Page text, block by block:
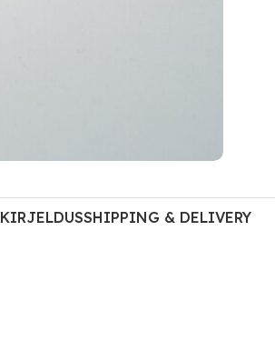
KIRJELDUSSHIPPING & DELIVERY